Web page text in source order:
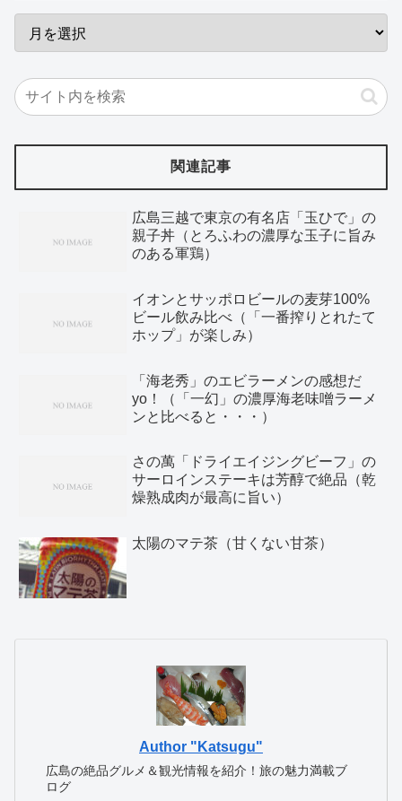
関連記事
広島三越で東京の有名店「玉ひで」の
親子丼（とろふわの濃厚な玉子に旨み
のある軍鶏）
イオンとサッポロビールの麦芽100%
ビール飲み比べ（「一番搾りとれたて
ホップ」が楽しみ）
「海老秀」のエビラーメンの感想だ
yo！（「一幻」の濃厚海老味噌ラーメ
ンと比べると・・・）
さの萬「ドライエイジングビーフ」の
サーロインステーキは芳醇で絶品（乾
燥熟成肉が最高に旨い）
太陽のマテ茶（甘くない甘茶）
Author "Katsugu"
広島の絶品グルメ＆観光情報を紹介！旅の魅力満載ブ
ログ